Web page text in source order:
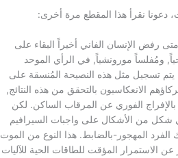
دعونا نقرأ هذا المقطع مرة أخرى:
رفض الإنسان الفاني أخيراً البقاء على
ومُفلساً مورونشياً, في الرأي الموحد
يتم تسجيل مثل هذه النصيحة المُنسقة على
الانعكاسيون بالتحقق من هذه النتائج,
الفوري عن المرقاب الساكن. لكن
شكل من الأشكال على واجبات السيرافيم
الفرد المهجور-بالضابط. هذا النوع من الموت
الاستمرار المؤقت للطاقات الحية للآليات